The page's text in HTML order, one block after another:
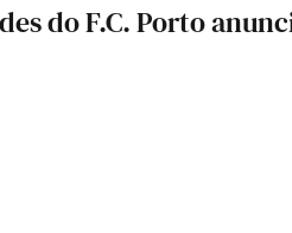
do F.C. Porto